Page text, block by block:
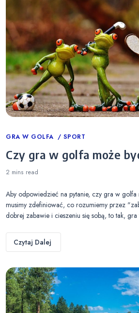
Categories
GRA W GOLFA SPORT
Czy gra w golfa może
2 mins read
Aby odpowiedzieć na pytanie, czy gra w golfa
musimy zdefiniować, co rozumiemy przez
dobrej zabawie i cieszeniu się sobą, to tak,
Czytaj Dalej